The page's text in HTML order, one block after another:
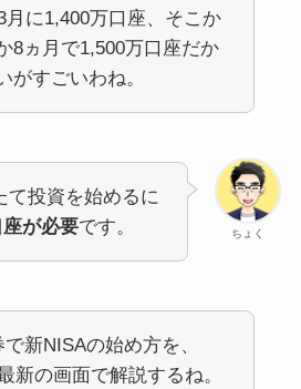
月に1,400万口座、そこか
8ヵ月で1,500万口座だか
がすごいわね。
ちょく
て投資を始めるに
が必要です。
新NISAの始め方を、
新の画面で解説するね。